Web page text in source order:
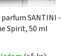
parfum SANTINI -
Spirit, 50 ml